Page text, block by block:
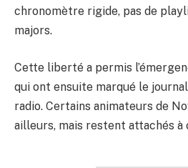
chronomètre rigide, pas de
majors.
Cette liberté a permis
qui ont ensuite marqué le
radio. Certains animateurs de
ailleurs, mais restent attachés à